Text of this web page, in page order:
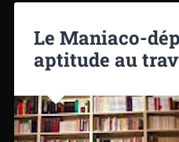
Le Maniaco-
aptitude au